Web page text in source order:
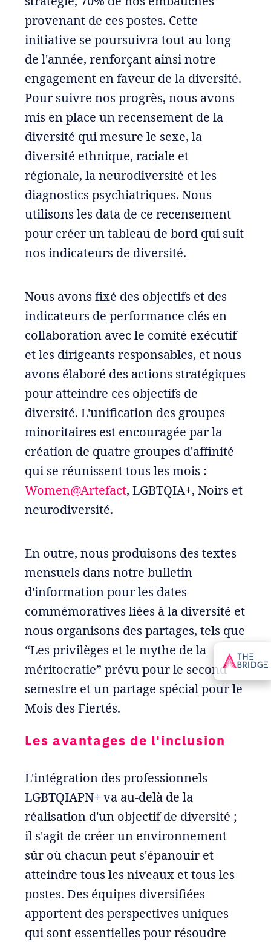
provenant de ces postes. Cette
initiative se poursuivra tout au long
de l'année, renforçant ainsi notre
engagement en faveur de la diversité.
Pour suivre nos progrès, nous avons
mis en place un recensement de la
diversité qui mesure le sexe, la
diversité ethnique, raciale et
régionale, la neurodiversité et les
diagnostics psychiatriques. Nous
utilisons les data de ce recensement
pour créer un tableau de bord qui suit
nos indicateurs de diversité.
Nous avons fixé des objectifs et des
indicateurs de performance clés en
collaboration avec le comité exécutif
et les dirigeants responsables, et nous
avons élaboré des actions stratégiques
pour atteindre ces objectifs de
diversité. L'unification des groupes
minoritaires est encouragée par la
création de quatre groupes d'affinité
qui se réunissent tous les mois :
Women@Artefact, LGBTQIA+, Noirs et
neurodiversité.
En outre, nous produisons des textes
mensuels dans notre bulletin
d'information pour les dates
commémoratives liées à la diversité et
nous organisons des partages, tels que
“Les privilèges et le mythe de la
méritocratie” prévu pour le second
semestre et un partage spécial pour le
Mois des Fiertés.
Les avantages de l'inclusion
L'intégration des professionnels
LGBTQIAPN+ va au-delà de la
réalisation d'un objectif de diversité ;
il s'agit de créer un environnement
sûr où chacun peut s'épanouir et
atteindre tous les niveaux et tous les
postes. Des équipes diversifiées
apportent des perspectives uniques
qui sont essentielles pour résoudre